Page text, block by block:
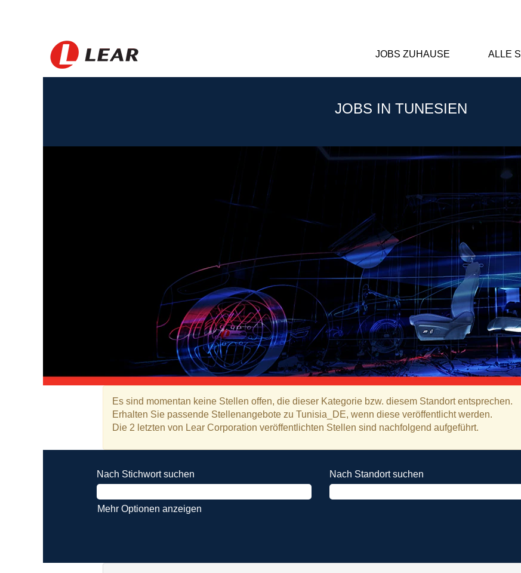
JOBS ZUHAUSE ALLE
JOBS IN TUNESIEN
Es sind momentan keine Stellen offen, die dieser Kategorie bzw. diesem Standort entsprechen.
Erhalten Sie passende Stellenangebote zu Tunisia_DE, wenn diese veröffentlicht werden.
Die 2 letzten von Lear Corporation veröffentlichten Stellen sind nachfolgend aufgeführt.
Nach Stichwort suchen Nach Standort suchen
Mehr Optionen anzeigen